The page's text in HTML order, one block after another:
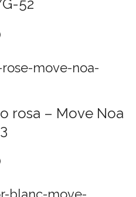
52
rosa – Move Noa